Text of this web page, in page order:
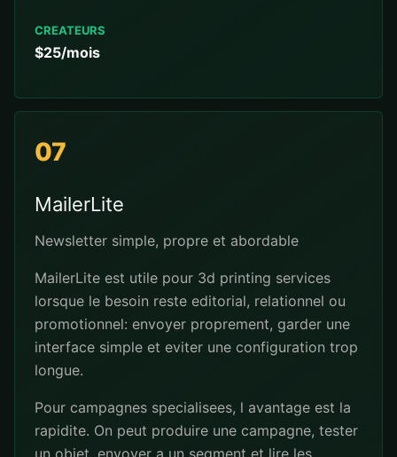
CREATEURS
$25/mois
07
MailerLite
Newsletter simple, propre et abordable
MailerLite est utile pour 3d printing services
lorsque le besoin reste editorial, relationnel ou
promotionnel: envoyer proprement, garder une
interface simple et eviter une configuration trop
longue.
Pour campagnes specialisees, l avantage est la
rapidite. On peut produire une campagne, tester
un objet, envoyer a un segment et lire les